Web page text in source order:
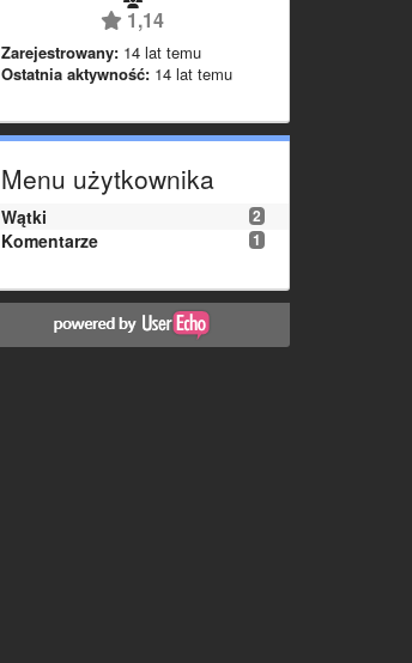
1,14
Zarejestrowany: 14 lat temu
Ostatnia aktywność: 14 lat temu
Menu użytkownika
2
Wątki
1
Komentarze